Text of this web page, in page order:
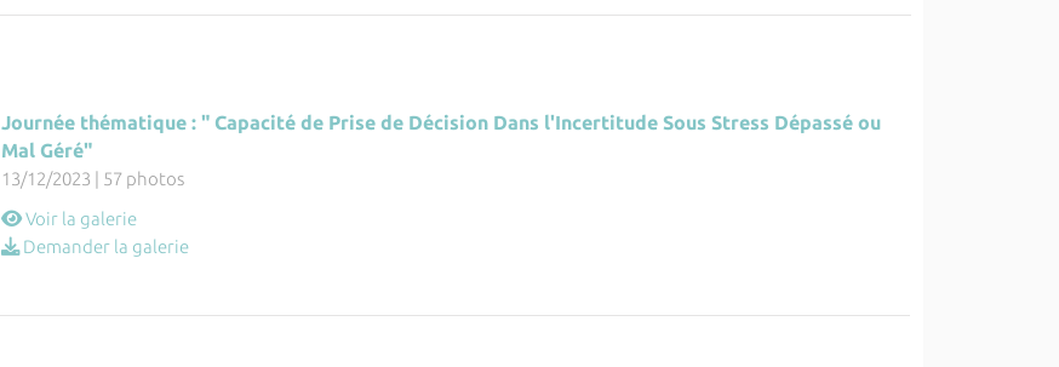
Journée thématique : " Capacité de Prise de Décision Dans l'Incertitude Sous Stress Dépassé ou
Mal Géré"
13/12/2023 | 57 photos
Voir la galerie
Demander la galerie